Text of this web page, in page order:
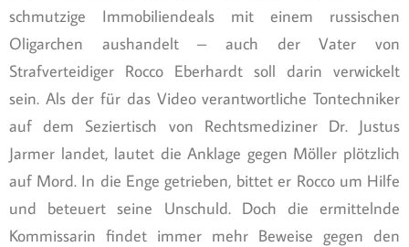
schmutzige Immobiliendeals mit einem russischen
Oligarchen aushandelt – auch der Vater von
Strafverteidiger Rocco Eberhardt soll darin verwickelt
sein. Als der für das Video verantwortliche Tontechniker
auf dem Seziertisch von Rechtsmediziner Dr. Justus
Jarmer landet, lautet die Anklage gegen Möller plötzlich
auf Mord. In die Enge getrieben, bittet er Rocco um Hilfe
und beteuert seine Unschuld. Doch die ermittelnde
Kommissarin findet immer mehr Beweise gegen den